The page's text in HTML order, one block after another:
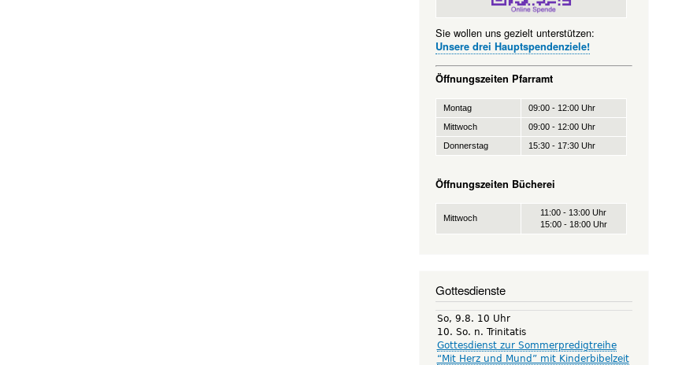
Sie wollen uns gezielt unterstützen:
Unsere drei Hauptspendenziele!
Öffnungszeiten Pfarramt
Montag
09:00 - 12:00 Uhr
Mittwoch
09:00 - 12:00 Uhr
Donnerstag
15:30 - 17:30 Uhr
Öffnungszeiten Bücherei
Mittwoch
11:00 - 13:00 Uhr
15:00 - 18:00 Uhr
Gottesdienste
So, 9.8. 10 Uhr
10. So. n. Trinitatis
Gottesdienst zur Sommerpredigtreihe
“Mit Herz und Mund” mit Kinderbibelzeit